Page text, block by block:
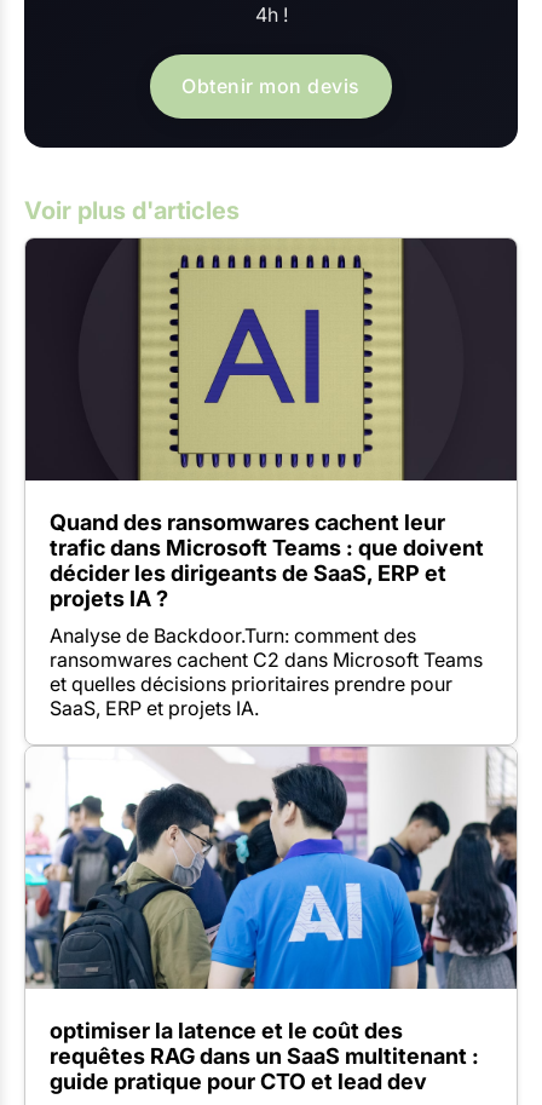
4h !
Obtenir mon devis
Voir plus d'articles
Quand des ransomwares cachent leur
trafic dans Microsoft Teams : que doivent
décider les dirigeants de SaaS, ERP et
projets IA ?
Analyse de Backdoor.Turn: comment des
ransomwares cachent C2 dans Microsoft Teams
et quelles décisions prioritaires prendre pour
SaaS, ERP et projets IA.
optimiser la latence et le coût des
requêtes RAG dans un SaaS multitenant :
guide pratique pour CTO et lead dev